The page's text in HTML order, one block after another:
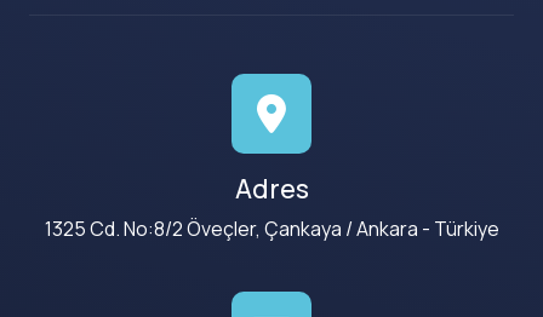
Adres
1325 Cd. No:8/2 Öveçler, Çankaya / Ankara - Türkiye